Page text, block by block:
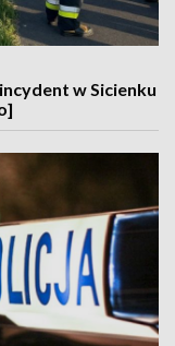
w Sicienku